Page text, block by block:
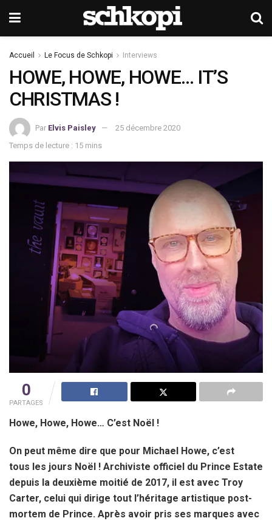
Accueil Le Focus de Schkopi Interviews
HOWE, HOWE, HOWE… IT’S
CHRISTMAS !
Par Elvis Paisley
25 décembre 2020
Temps de lecture : 15 mins
0
PARTAGES
Howe, Howe, Howe… C’est Noël !
On peut même dire que pour Michael Howe, c’est
tous les jours Noël ! Archiviste officiel du Prince Estate
depuis la deuxième moitié de 2017, il est avec Troy
Carter, celui qui dirige tout l’héritage artistique post-
mortem de Prince. Après avoir pris ses marques avec